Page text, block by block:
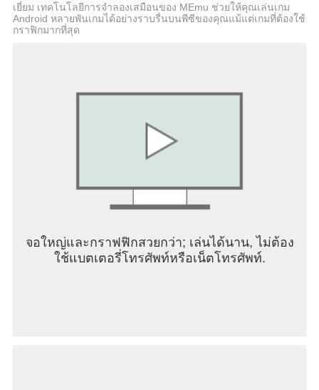
· ปริศนาฟรีประจำวัน รับเกมใหม่ทุกวัน และพยายาม
ไขให้ได้
· ปริศนาลึกลับ ท้าทายตัวคุณเองในการเปิดเผยสิ่งที่
· แกลลอรี่อัปเดตประจำวัน ไม่มีวันที่คุณจะไม่มีเกมฟรี
· คำใบ้เป็นประโยชน์ ใช้คำใบ้ในการจับคู่ชิ้นส่วนเข้า
· เกมมีขนาดตั้งแต่ 36 ถึง 400 ชิ้น ยิ่งมีชิ้นส่วนมาก
คุณมีความสุขกับการเล่นได้มากกว่าที่เคย
เยี่ยม เทคโนโลยีการจำลองเสมือนของ MEmu ช่วยให้คุณเล่นเกม
Android หลายพันเกมได้อย่างราบรื่นบนพีซีของคุณแม้แต่เกมที่ต้องใช้
กราฟิกมากที่สุด
จอใหญ่และกราฟฟิกสวยกว่า; เล่นได้นาน, ไม่ต้อง
ใช้แบตเตอรี่โทรศัพท์หรือเน็ตโทรศัพท์.